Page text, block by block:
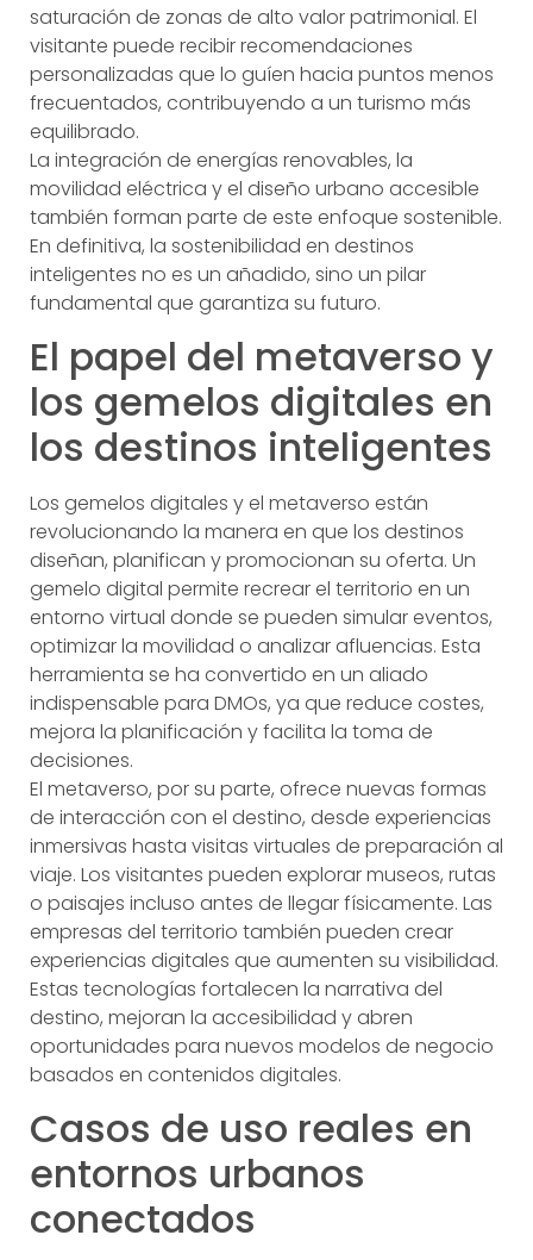
saturación de zonas de alto valor patrimonial. El
visitante puede recibir recomendaciones
personalizadas que lo guíen hacia puntos menos
frecuentados, contribuyendo a un turismo más
equilibrado.
La integración de energías renovables, la
movilidad eléctrica y el diseño urbano accesible
también forman parte de este enfoque sostenible.
En definitiva, la sostenibilidad en destinos
inteligentes no es un añadido, sino un pilar
fundamental que garantiza su futuro.
El papel del metaverso y
los gemelos digitales en
los destinos inteligentes
Los gemelos digitales y el metaverso están
revolucionando la manera en que los destinos
diseñan, planifican y promocionan su oferta. Un
gemelo digital permite recrear el territorio en un
entorno virtual donde se pueden simular eventos,
optimizar la movilidad o analizar afluencias. Esta
herramienta se ha convertido en un aliado
indispensable para DMOs, ya que reduce costes,
mejora la planificación y facilita la toma de
decisiones.
El metaverso, por su parte, ofrece nuevas formas
de interacción con el destino, desde experiencias
inmersivas hasta visitas virtuales de preparación al
viaje. Los visitantes pueden explorar museos, rutas
o paisajes incluso antes de llegar físicamente. Las
empresas del territorio también pueden crear
experiencias digitales que aumenten su visibilidad.
Estas tecnologías fortalecen la narrativa del
destino, mejoran la accesibilidad y abren
oportunidades para nuevos modelos de negocio
basados en contenidos digitales.
Casos de uso reales en
entornos urbanos
conectados